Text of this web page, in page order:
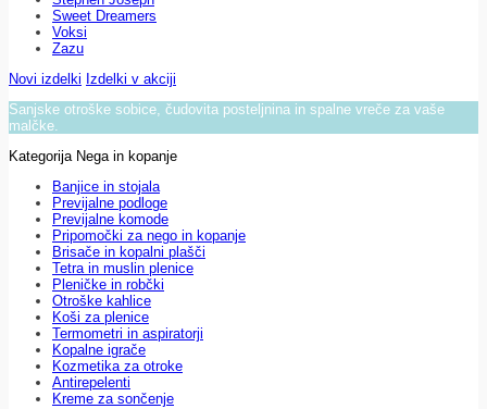
Sweet Dreamers
Voksi
Zazu
Novi izdelki Izdelki v akciji
Sanjske otroške sobice, čudovita posteljnina in spalne vreče za vaše
malčke.
Kategorija Nega in kopanje
Banjice in stojala
Previjalne podloge
Previjalne komode
Pripomočki za nego in kopanje
Brisače in kopalni plašči
Tetra in muslin plenice
Pleničke in robčki
Otroške kahlice
Koši za plenice
Termometri in aspiratorji
Kopalne igrače
Kozmetika za otroke
Antirepelenti
Kreme za sončenje